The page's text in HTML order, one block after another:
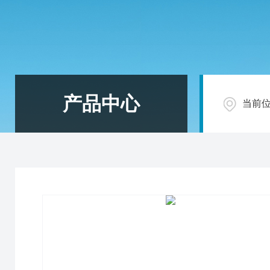
产品中心 当前